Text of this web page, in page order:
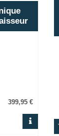
399,95 €